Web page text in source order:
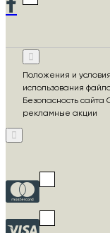
Положения и
использования
Безопасность сайта
рекламные акции